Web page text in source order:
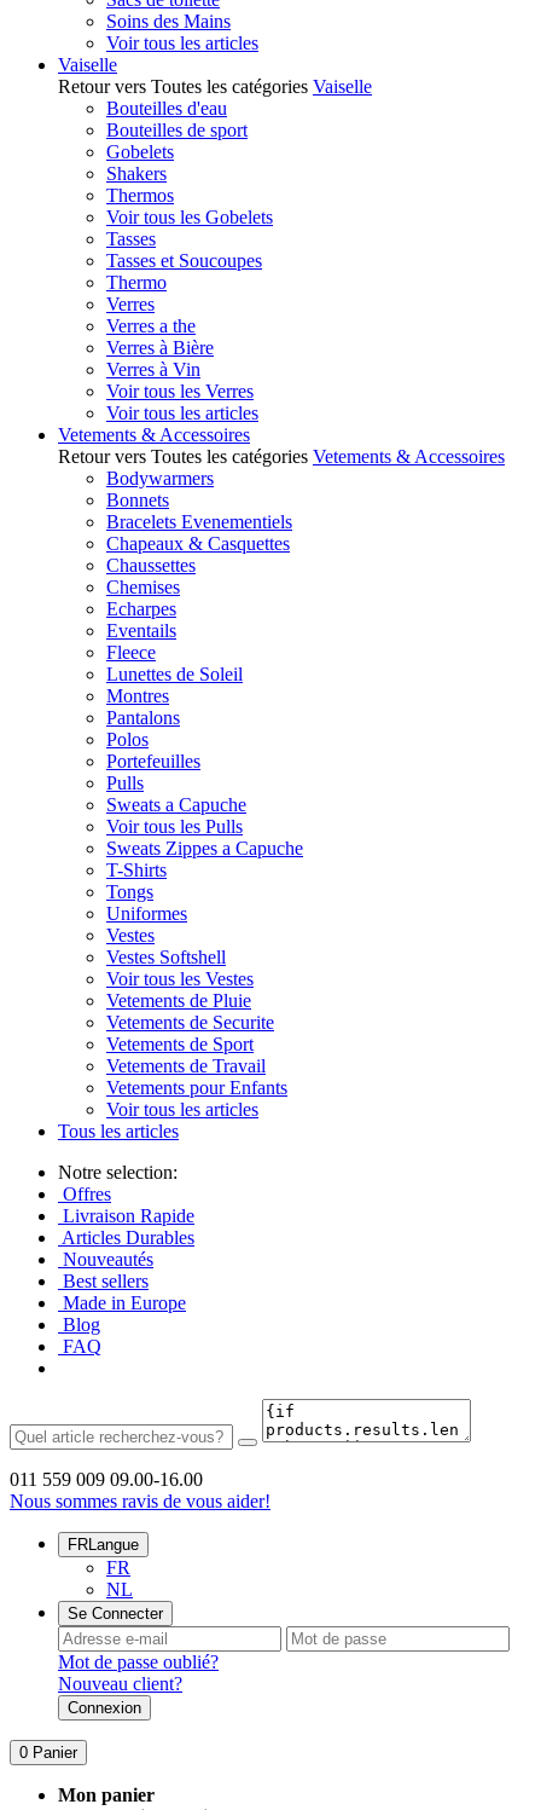
Soins des Mains
Voir tous les articles
Vaiselle
Retour vers Toutes les catégories Vaiselle
Bouteilles d'eau
Bouteilles de sport
Gobelets
Shakers
Thermos
Voir tous les Gobelets
Tasses
Tasses et Soucoupes
Thermo
Verres
Verres a the
Verres à Bière
Verres à Vin
Voir tous les Verres
Voir tous les articles
Vetements & Accessoires
Retour vers Toutes les catégories Vetements & Accessoires
Bodywarmers
Bonnets
Bracelets Evenementiels
Chapeaux & Casquettes
Chaussettes
Chemises
Echarpes
Eventails
Fleece
Lunettes de Soleil
Montres
Pantalons
Polos
Portefeuilles
Pulls
Sweats a Capuche
Voir tous les Pulls
Sweats Zippes a Capuche
T-Shirts
Tongs
Uniformes
Vestes
Vestes Softshell
Voir tous les Vestes
Vetements de Pluie
Vetements de Securite
Vetements de Sport
Vetements de Travail
Vetements pour Enfants
Voir tous les articles
Tous les articles
Notre selection:
Offres
Livraison Rapide
Articles Durables
Nouveautés
Best sellers
Made in Europe
Blog
FAQ
011 559 009 09.00-16.00
Nous sommes ravis de vous aider!
FRLangue
FR
NL
Se Connecter
Mot de passe oublié?
Nouveau client?
Connexion
0 Panier
Mon panier